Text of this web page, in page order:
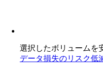
選択したボリュームを
データ損失のリスク低